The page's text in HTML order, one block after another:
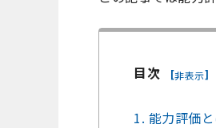
目次 [非表示]
1. 能力評価と